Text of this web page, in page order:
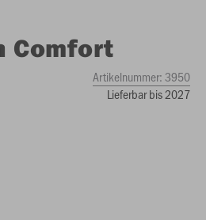
Comfort
Artikelnummer:3950
Lieferbar bis 2027